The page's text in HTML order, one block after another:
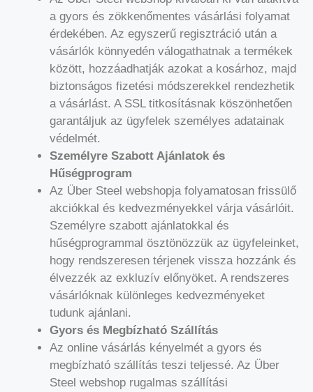
a gyors és zökkenőmentes vásárlási folyamat
érdekében. Az egyszerű regisztráció után a
vásárlók könnyedén válogathatnak a termékek
között, hozzáadhatják azokat a kosárhoz, majd
biztonságos fizetési módszerekkel rendezhetik
a vásárlást. A SSL titkosításnak köszönhetően
garantáljuk az ügyfelek személyes adatainak
védelmét.
Személyre Szabott Ajánlatok és
Hűségprogram
Az Über Steel webshopja folyamatosan frissülő
akciókkal és kedvezményekkel várja vásárlóit.
Személyre szabott ajánlatokkal és
hűségprogrammal ösztönözzük az ügyfeleinket,
hogy rendszeresen térjenek vissza hozzánk és
élvezzék az exkluzív előnyöket. A rendszeres
vásárlóknak különleges kedvezményeket
tudunk ajánlani.
Gyors és Megbízható Szállítás
Az online vásárlás kényelmét a gyors és
megbízható szállítás teszi teljessé. Az Über
Steel webshop rugalmas szállítási